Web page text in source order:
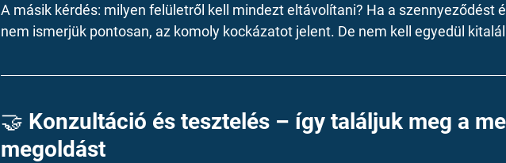
A másik kérdés: milyen felületről kell mindezt eltávolítani? Ha a szennyeződést
nem ismerjük pontosan, az komoly kockázatot jelent. De nem kell egyedül
🤝 Konzultáció és tesztelés – így találjuk meg a
megoldást